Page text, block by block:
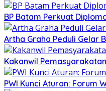
BP Batam Perkuat
Artha Graha Peduli Gelar
Kakanwil
PWI Kunci Aturan: Forum